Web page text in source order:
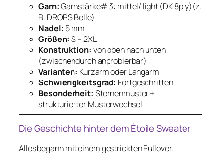
Garn:Garnstärke# 3: mittel/ light (DK 8ply)(z.
B. DROPS Belle)
Nadel: 5 mm
Größen: S – 2XL
Konstruktion: von oben nach unten
(zwischendurch anprobierbar)
Varianten: Kurzarm oder Langarm
Schwierigkeitsgrad: Fortgeschritten
Besonderheit: Sternenmuster +
strukturierter Musterwechsel
Die Geschichte hinter dem Étoile Sweater
Alles begann mit einem gestrickten Pullover.